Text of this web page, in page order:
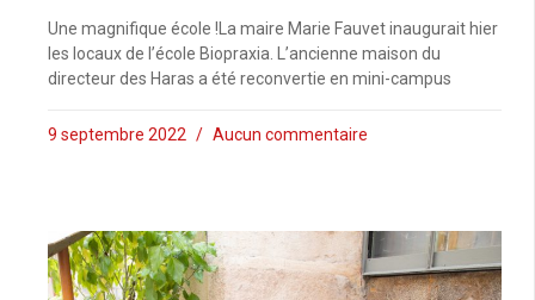
Une magnifique école !La maire Marie Fauvet inaugurait hier
les locaux de l’école Biopraxia. L’ancienne maison du
directeur des Haras a été reconvertie en mini-campus
9 septembre 2022 Aucun commentaire